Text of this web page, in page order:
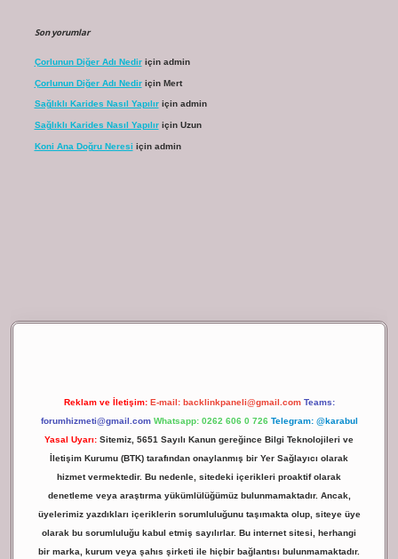
Son yorumlar
Çorlunun Diğer Adı Nediriçin admin
Çorlunun Diğer Adı Nediriçin Mert
Sağlıklı Karides Nasıl Yapılıriçin admin
Sağlıklı Karides Nasıl Yapılıriçin Uzun
Koni Ana Doğru Neresi için admin
Reklam ve İletişim: E-mail: backlinkpaneli@gmail.com Teams:
forumhizmeti@gmail.com Whatsapp: 0262 606 0 726 Telegram: @karabul
Yasal Uyarı: Sitemiz, 5651 Sayılı Kanun gereğince Bilgi Teknolojileri ve
İletişim Kurumu (BTK) tarafından onaylanmış bir Yer Sağlayıcı olarak
hizmet vermektedir. Bu nedenle, sitedeki içerikleri proaktif olarak
denetleme veya araştırma yükümlülüğümüz bulunmamaktadır. Ancak,
üyelerimiz yazdıkları içeriklerin sorumluluğunu taşımakta olup, siteye üye
olarak bu sorumluluğu kabul etmiş sayılırlar. Bu internet sitesi, herhangi
bir marka, kurum veya şahıs şirketi ile hiçbir bağlantısı bulunmamaktadır.